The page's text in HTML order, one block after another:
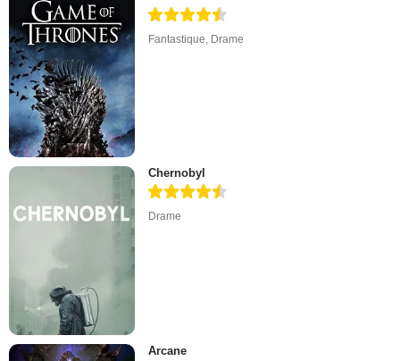
Fantastique, Drame
Chernobyl
Drame
Arcane